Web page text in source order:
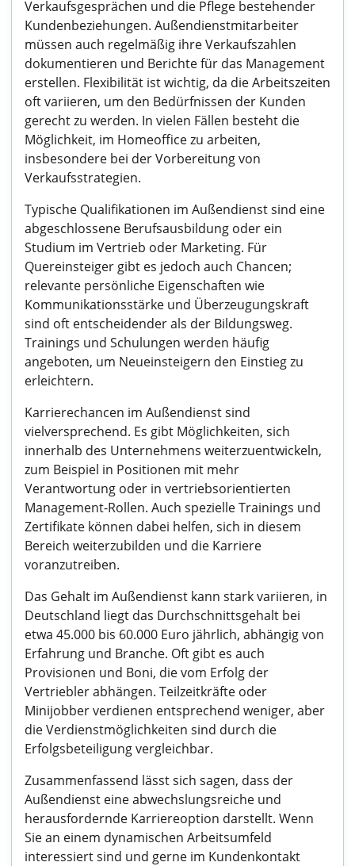
Verkaufsgesprächen und die Pflege bestehender
Kundenbeziehungen. Außendienstmitarbeiter
müssen auch regelmäßig ihre Verkaufszahlen
dokumentieren und Berichte für das Management
erstellen. Flexibilität ist wichtig, da die Arbeitszeiten
oft variieren, um den Bedürfnissen der Kunden
gerecht zu werden. In vielen Fällen besteht die
Möglichkeit, im Homeoffice zu arbeiten,
insbesondere bei der Vorbereitung von
Verkaufsstrategien.
Typische Qualifikationen im Außendienst sind eine
abgeschlossene Berufsausbildung oder ein
Studium im Vertrieb oder Marketing. Für
Quereinsteiger gibt es jedoch auch Chancen;
relevante persönliche Eigenschaften wie
Kommunikationsstärke und Überzeugungskraft
sind oft entscheidender als der Bildungsweg.
Trainings und Schulungen werden häufig
angeboten, um Neueinsteigern den Einstieg zu
erleichtern.
Karrierechancen im Außendienst sind
vielversprechend. Es gibt Möglichkeiten, sich
innerhalb des Unternehmens weiterzuentwickeln,
zum Beispiel in Positionen mit mehr
Verantwortung oder in vertriebsorientierten
Management-Rollen. Auch spezielle Trainings und
Zertifikate können dabei helfen, sich in diesem
Bereich weiterzubilden und die Karriere
voranzutreiben.
Das Gehalt im Außendienst kann stark variieren, in
Deutschland liegt das Durchschnittsgehalt bei
etwa 45.000 bis 60.000 Euro jährlich, abhängig von
Erfahrung und Branche. Oft gibt es auch
Provisionen und Boni, die vom Erfolg der
Vertriebler abhängen. Teilzeitkräfte oder
Minijobber verdienen entsprechend weniger, aber
die Verdienstmöglichkeiten sind durch die
Erfolgsbeteiligung vergleichbar.
Zusammenfassend lässt sich sagen, dass der
Außendienst eine abwechslungsreiche und
herausfordernde Karriereoption darstellt. Wenn
Sie an einem dynamischen Arbeitsumfeld
interessiert sind und gerne im Kundenkontakt